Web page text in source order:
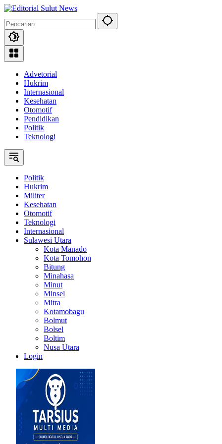
Langsung
konten
Advetorial
Hukrim
Internasional
Kesehatan
Otomotif
Pendidikan
Politik
Teknologi
Politik
Hukrim
Militer
Kesehatan
Otomotif
Teknologi
Internasional
Sulawesi Utara
Kota Manado
Kota Tomohon
Bitung
Minahasa
Minut
Minsel
Mitra
Kotamobagu
Bolmut
Bolsel
Boltim
Nusa Utara
Login